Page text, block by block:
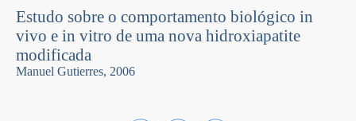
Estudo sobre o comportamento biológico in
vivo e in vitro de uma nova hidroxiapatite
modificada
Manuel Gutierres, 2006